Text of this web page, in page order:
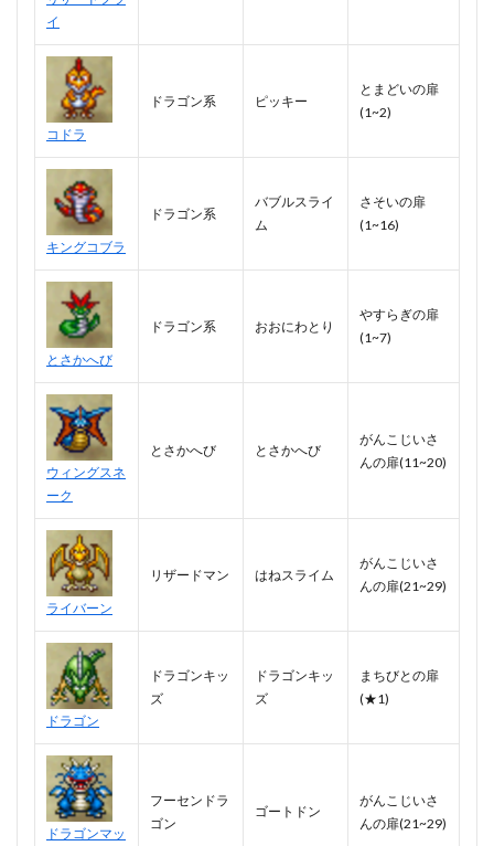
イ
コドラ
ドラゴン系 ピッキー
とまどいの扉
(1~2)
キングコブラ
ドラゴン系
バブルスライ
ム
さそいの扉
(1~16)
とさかへび
ドラゴン系 おおにわとり
やすらぎの扉
(1~7)
ウィングスネ
ーク
とさかへび とさかへび
がんこじいさ
んの扉(11~20)
ライバーン
リザードマン はねスライム
がんこじいさ
んの扉(21~29)
ドラゴン
ドラゴンキッ
ズ
ドラゴンキッ
ズ
まちびとの扉
(★1)
ドラゴンマッ
フーセンドラ
ゴン
ゴートドン
がんこじいさ
んの扉(21~29)